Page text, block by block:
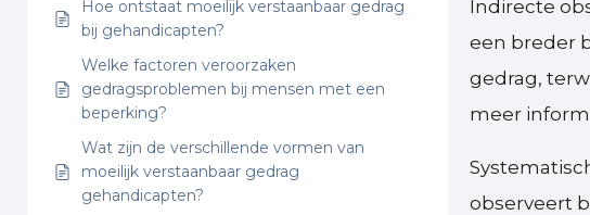
Hoe ontstaat moeilijk verstaanbaar gedrag
bij gehandicapten?
Welke factoren veroorzaken
gedragsproblemen bij mensen met een
beperking?
Wat zijn de verschillende vormen van
moeilijk verstaanbaar gedrag
gehandicapten?
Indirecte
een breder
gedrag,
meer
observeert